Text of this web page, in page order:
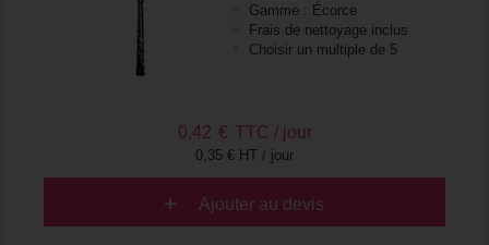
Gamme : Écorce
Frais de nettoyage inclus
Choisir un multiple de 5
0,42 € TTC / jour
0,35 € HT / jour
Ajouter au devis